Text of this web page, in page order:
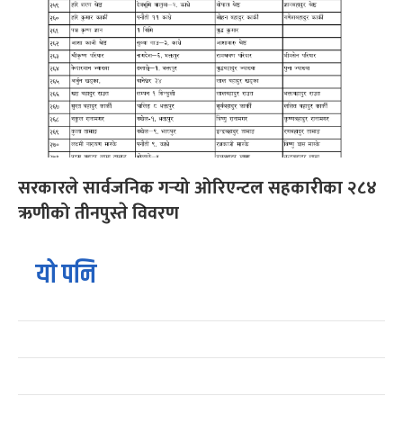
सरकारले सार्वजनिक गर्‍यो ओरिएन्टल सहकारीका २८४
ऋणीको तीनपुस्ते विवरण
यो पनि